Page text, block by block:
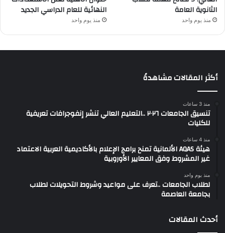
الثانوية العامة
منذ يوم واحد
النهائية للعام الدراسي الجديد
منذ يوم واحد
أكثر المقالات مشاهدةً
منذ 3 ساعات
تنسيق الجامعات ٢٠٢٦ ..التعليم العالي تنشر إنفوجرافات تعريفية
للكليات
منذ 4 ساعات
هيئة AQAS الألمانية تمنح برامج الإعلام بالأكاديمية العربية الاعتماد
غير المشروط وفق المعايير الأوروبية
منذ يوم واحد
لطلاب الجامعات ..تعرف على مواعيد وشروط التحويلات لطلاب
بجامعة العاصمة
أحدث المقالات